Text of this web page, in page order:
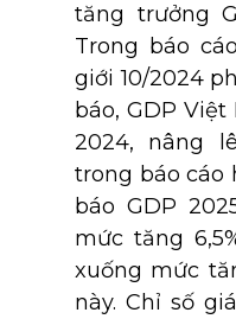
tăng trưởng
Trong báo
giới 10/2024
báo, GDP Việt
2024, nâng
trong báo cáo
báo GDP
mức tăng
xuống mức
này. Chỉ số